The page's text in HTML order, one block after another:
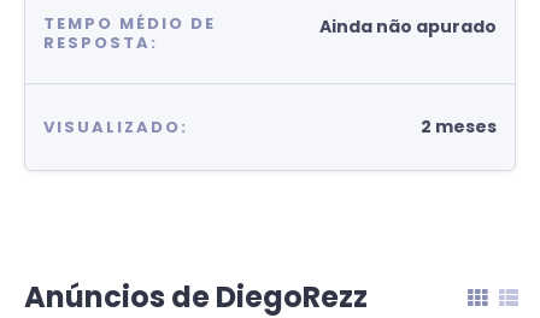
TEMPO MÉDIO DE
RESPOSTA:
Ainda não apurado
VISUALIZADO: 2 meses
Anúncios de DiegoRezz